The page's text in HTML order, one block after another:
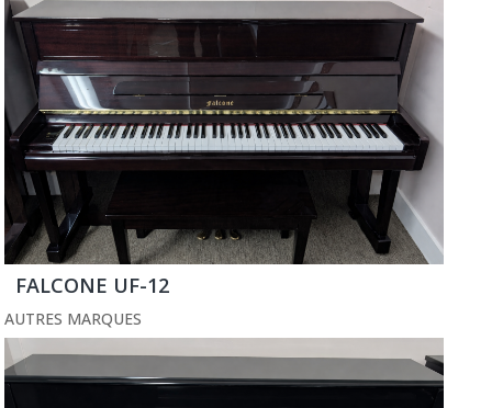
FALCONE UF-12
AUTRES MARQUES